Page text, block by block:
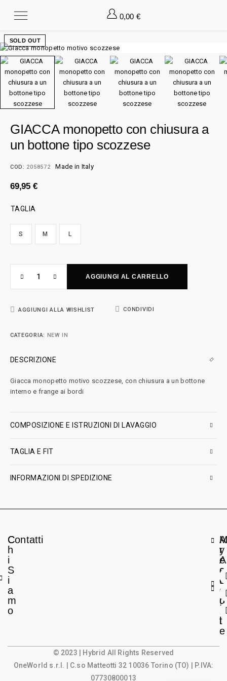
0,00 €
SOLD OUT
GIACCA monopetto con chiusura a
un bottone tipo scozzese
COD: 2058572 Made in Italy
69,95 €
TAGLIA
S M L
AGGIUNGI AL CARRELLO
AGGIUNGI ALLA WISHLIST CONDIVIDI
CATEGORIA: NEW IN
DESCRIZIONE
Giacca monopetto motivo scozzese, con chiusura a un bottone
interno e frange ai bordi
COMPOSIZIONE E ISTRUZIONI DI LAVAGGIO
TAGLIA E FIT
INFORMAZIONI DI SPEDIZIONE
C
h
i
S
i
a
m
o
Contatti
A
r
e
a
L
e
g
l
e
y
A
c
c
o
u
t
© 2023 | Hybrid All Rights Reserved
OneWorld s.r.l.
| C.so Matteotti 32 10036 Torino (TO) | P.IVA:
07730800013